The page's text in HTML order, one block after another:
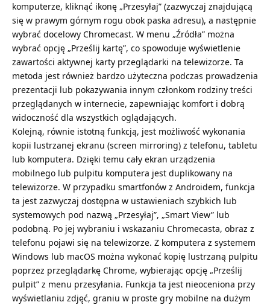
komputerze, kliknąć ikonę „Przesyłaj” (zazwyczaj znajdującą
się w prawym górnym rogu obok paska adresu), a następnie
wybrać docelowy Chromecast. W menu „Źródła” można
wybrać opcję „Prześlij kartę”, co spowoduje wyświetlenie
zawartości aktywnej karty przeglądarki na telewizorze. Ta
metoda jest również bardzo użyteczna podczas prowadzenia
prezentacji lub pokazywania innym członkom rodziny treści
przeglądanych w internecie, zapewniając komfort i dobrą
widoczność dla wszystkich oglądających.
Kolejną, równie istotną funkcją, jest możliwość wykonania
kopii lustrzanej ekranu (screen mirroring) z telefonu, tabletu
lub komputera. Dzięki temu cały ekran urządzenia
mobilnego lub pulpitu komputera jest duplikowany na
telewizorze. W przypadku smartfonów z Androidem, funkcja
ta jest zazwyczaj dostępna w ustawieniach szybkich lub
systemowych pod nazwą „Przesyłaj”, „Smart View” lub
podobną. Po jej wybraniu i wskazaniu Chromecasta, obraz z
telefonu pojawi się na telewizorze. Z komputera z systemem
Windows lub macOS można wykonać kopię lustrzaną pulpitu
poprzez przeglądarkę Chrome, wybierając opcję „Prześlij
pulpit” z menu przesyłania. Funkcja ta jest nieoceniona przy
wyświetlaniu zdjęć, graniu w proste gry mobilne na dużym